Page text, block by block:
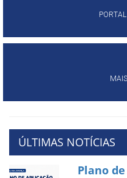
ÚLTIMAS NOTÍCIAS
Plano